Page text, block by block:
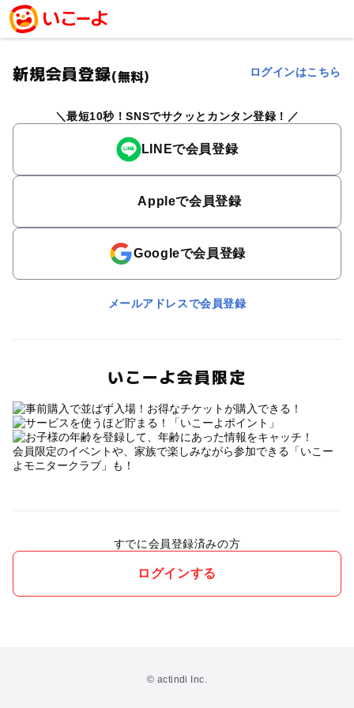
新規会員登録(無料) ログインはこちら
最短10秒！SNSでサクッとカンタン登録！
LINEで会員登録
Appleで会員登録
Googleで会員登録
メールアドレスで会員登録
いこーよ会員限定
会員限定のイベントや、家族で楽しみながら参加できる「いこー
よモニタークラブ」も！
すでに会員登録済みの方
ログインする
© actindi Inc.